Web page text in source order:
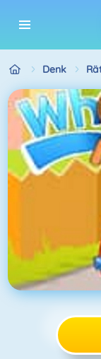
Denk